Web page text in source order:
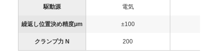
駆動源 電気
繰返し位置決め精度μm ±100
クランプ力 N 200